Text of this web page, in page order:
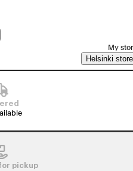
My
Helsinki store
pickup